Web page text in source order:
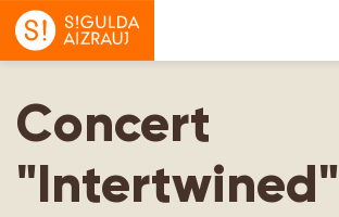
Concert
"Intertwined"